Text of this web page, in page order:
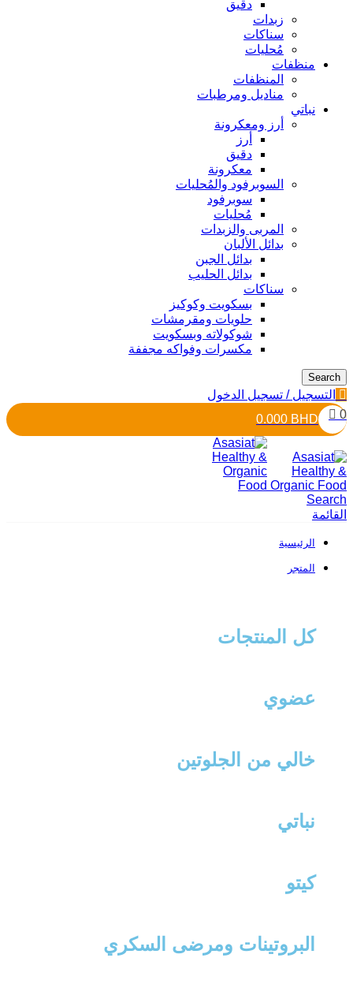
دقيق
زبدات
سناكات
مُحليات
منظفات
المنظفات
مناديل ومرطبات
نباتي
أرز ومعكرونة
أرز
دقيق
معكرونة
السوبرفود والمُحليات
سوبرفود
مُحليات
المربى والزبدات
بدائل الألبان
بدائل الجبن
بدائل الحليب
سناكات
بسكويت وكوكيز
حلويات ومقرمشات
شوكولاته وبسكويت
مكسرات وفواكه مجففة
Search
التسجيل / تسجيل الدخول
0
0.000 BHD
Search
القائمة
الرئيسية
المتجر
كل المنتجات
عضوي
خالي من الجلوتين
نباتي
كيتو
البروتينات ومرضى السكري